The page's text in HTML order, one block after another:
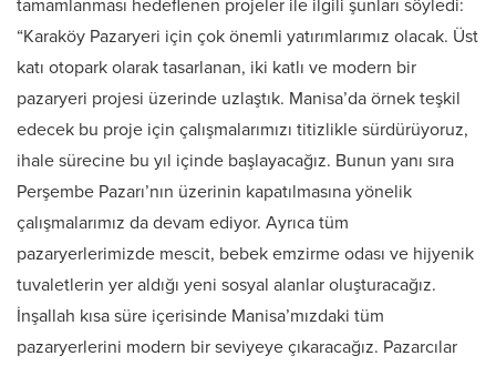
tamamlanması hedeflenen projeler ile ilgili şunları söyledi:
“Karaköy Pazaryeri için çok önemli yatırımlarımız olacak. Üst
katı otopark olarak tasarlanan, iki katlı ve modern bir
pazaryeri projesi üzerinde uzlaştık. Manisa’da örnek teşkil
edecek bu proje için çalışmalarımızı titizlikle sürdürüyoruz,
ihale sürecine bu yıl içinde başlayacağız. Bunun yanı sıra
Perşembe Pazarı’nın üzerinin kapatılmasına yönelik
çalışmalarımız da devam ediyor. Ayrıca tüm
pazaryerlerimizde mescit, bebek emzirme odası ve hijyenik
tuvaletlerin yer aldığı yeni sosyal alanlar oluşturacağız.
İnşallah kısa süre içerisinde Manisa’mızdaki tüm
pazaryerlerini modern bir seviyeye çıkaracağız. Pazarcılar